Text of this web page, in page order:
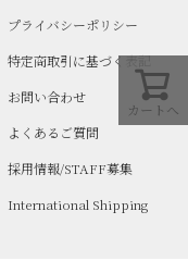
カートへ
プライバシーポリシー
特定商取引に基づく表記
お問い合わせ
よくあるご質問
採用情報/STAFF募集
International Shipping